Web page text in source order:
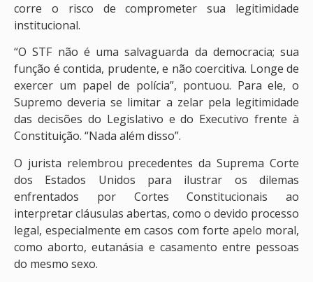
corre o risco de comprometer sua legitimidade
institucional.
“O STF não é uma salvaguarda da democracia; sua
função é contida, prudente, e não coercitiva. Longe de
exercer um papel de polícia”, pontuou. Para ele, o
Supremo deveria se limitar a zelar pela legitimidade
das decisões do Legislativo e do Executivo frente à
Constituição. “Nada além disso”.
O jurista relembrou precedentes da Suprema Corte
dos Estados Unidos para ilustrar os dilemas
enfrentados por Cortes Constitucionais ao
interpretar cláusulas abertas, como o devido processo
legal, especialmente em casos com forte apelo moral,
como aborto, eutanásia e casamento entre pessoas
do mesmo sexo.